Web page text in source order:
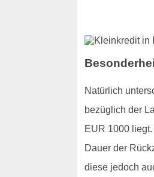
Natürlich
bezüglich der
EUR 1000
Dauer der
diese jedoch